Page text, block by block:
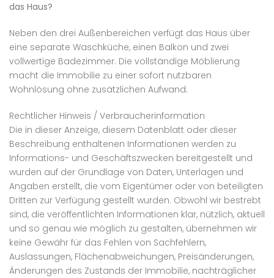
das Haus?
Neben den drei Außenbereichen verfügt das Haus über
eine separate Waschküche, einen Balkon und zwei
vollwertige Badezimmer. Die vollständige Möblierung
macht die Immobilie zu einer sofort nutzbaren
Wohnlösung ohne zusätzlichen Aufwand.
Rechtlicher Hinweis / Verbraucherinformation
Die in dieser Anzeige, diesem Datenblatt oder dieser
Beschreibung enthaltenen Informationen werden zu
Informations- und Geschäftszwecken bereitgestellt und
wurden auf der Grundlage von Daten, Unterlagen und
Angaben erstellt, die vom Eigentümer oder von beteiligten
Dritten zur Verfügung gestellt wurden. Obwohl wir bestrebt
sind, die veröffentlichten Informationen klar, nützlich, aktuell
und so genau wie möglich zu gestalten, übernehmen wir
keine Gewähr für das Fehlen von Sachfehlern,
Auslassungen, Flächenabweichungen, Preisänderungen,
Änderungen des Zustands der Immobilie, nachträglicher